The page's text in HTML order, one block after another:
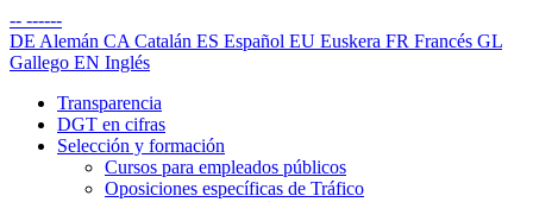
-- ------
DE Alemán CA Catalán ES Español EU Euskera FR Francés GL
Gallego EN Inglés
Transparencia
DGT en cifras
Selección y formación
Cursos para empleados públicos
Oposiciones específicas de Tráfico